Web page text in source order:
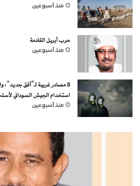
منذ أسبوعين
حرب أبريل القادمة
منذ أسبوعين
3 مصادر غربية لـ”أفق جديد”:
استخدام الجيش السوداني
منذ أسبوعين